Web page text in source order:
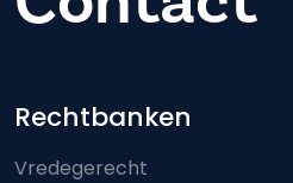
Footer-menu
Rechtbanken
Vredegerecht